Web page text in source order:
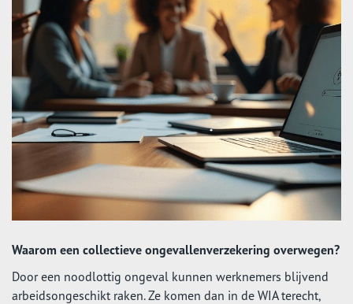
Waarom een collectieve ongevallenverzekering overwegen?
Door een noodlottig ongeval kunnen werknemers blijvend
arbeidsongeschikt raken. Ze komen dan in de WIA terecht,